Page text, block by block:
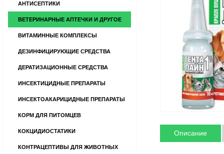
Описание
АНТИСЕПТИКИ
ВЕТЕРИНАРНЫЕ АПТЕЧКИ И ДРУГОЕ
ВИТАМИННЫЕ КОМПЛЕКСЫ
ДЕЗИНФИЦИРУЮЩИЕ СРЕДСТВА
ДЕРАТИЗАЦИОННЫЕ СРЕДСТВА
ИНСЕКТИЦИДНЫЕ ПРЕПАРАТЫ
ИНСЕКТОАКАРИЦИДНЫЕ ПРЕПАРАТЫ
КОРМ ДЛЯ ПИТОМЦЕВ
КОКЦИДИОСТАТИКИ
КОНТРАЦЕПТИВЫ ДЛЯ ЖИВОТНЫХ